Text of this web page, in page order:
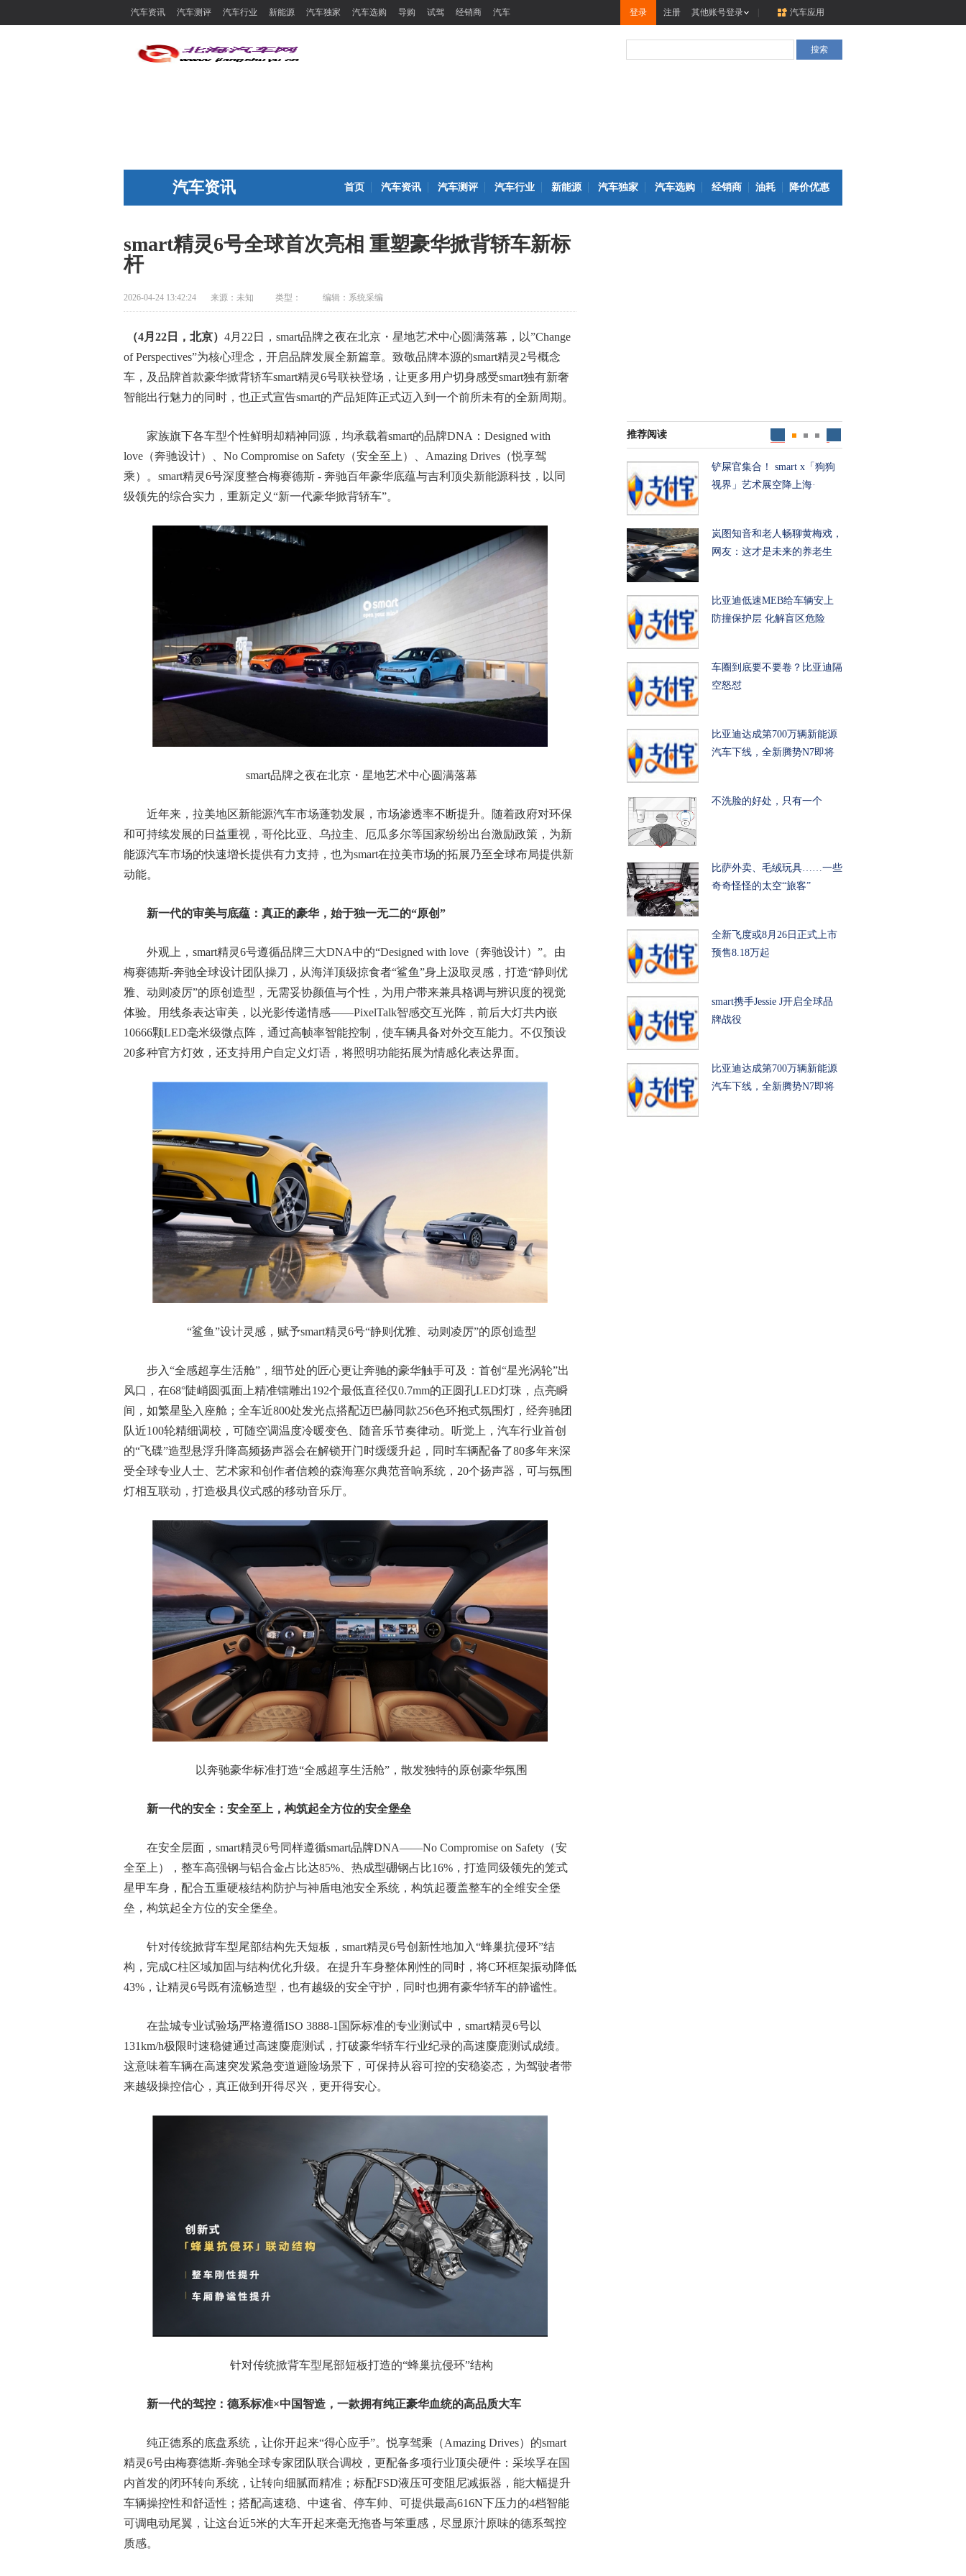
汽车资讯 汽车测评 汽车行业 新能源 汽车独家 汽车选购 导购 试驾 经销商 汽车 汽车应用
登录 注册 其他账号登录
汽车资讯 首页 汽车资讯 汽车测评 汽车行业 新能源 汽车独家 汽车选购 经销商 油耗 降价优惠
smart精灵6号全球首次亮相 重塑豪华掀背轿车新标
杆
2026-04-24 13:42:24 来源： 未知 类型： 编辑：系统采编
（4月 22 日，北京） 4月22日，smart品牌之夜在北京・星地艺术中心圆满落幕，以”Change
of Perspectives”为核心理念，开启品牌发展全新篇章。致敬品牌本源的smart精灵2号概念
车，及品牌首款豪华掀背轿车smart精灵6号联袂登场，让更多用户切身感受smart独有新奢
智能出行魅力的同时，也正式宣告smart的产品矩阵正式迈入到一个前所未有的全新周期。
家族旗下各车型个性鲜明却精神同源，均承载着smart的品牌DNA：Designed with
love（奔驰设计）、No Compromise on Safety（安全至上）、Amazing Drives（悦享驾
乘）。smart精灵6号深度整合梅赛德斯 - 奔驰百年豪华底蕴与吉利顶尖新能源科技，以同
级领先的综合实力，重新定义“新一代豪华掀背轿车”。
smart品牌之夜在北京・星地艺术中心圆满落幕
近年来，拉美地区新能源汽车市场蓬勃发展，市场渗透率不断提升。随着政府对环保
和可持续发展的日益重视，哥伦比亚、乌拉圭、厄瓜多尔等国家纷纷出台激励政策，为新
能源汽车市场的快速增长提供有力支持，也为smart在拉美市场的拓展乃至全球布局提供新
动能。
新一代的审美与底蕴：真正的豪华，始于独一无二的“原创”
外观上，smart精灵6号遵循品牌三大DNA中的“Designed with love（奔驰设计）”。由
梅赛德斯-奔驰全球设计团队操刀，从海洋顶级掠食者“鲨鱼”身上汲取灵感，打造“静则优
雅、动则凌厉”的原创造型，无需妥协颜值与个性，为用户带来兼具格调与辨识度的视觉
体验。用线条表达审美，以光影传递情感——PixelTalk智感交互光阵，前后大灯共内嵌
10666颗LED毫米级微点阵，通过高帧率智能控制，使车辆具备对外交互能力。不仅预设
20多种官方灯效，还支持用户自定义灯语，将照明功能拓展为情感化表达界面。
“鲨鱼”设计灵感，赋予smart精灵6号“静则优雅、动则凌厉”的原创造型
步入“全感超享生活舱”，细节处的匠心更让奔驰的豪华触手可及：首创“星光涡轮”出
风口，在68°陡峭圆弧面上精准镭雕出192个最低直径仅0.7mm的正圆孔LED灯珠，点亮瞬
间，如繁星坠入座舱；全车近800处发光点搭配迈巴赫同款256色环抱式氛围灯，经奔驰团
队近100轮精细调校，可随空调温度冷暖变色、随音乐节奏律动。听觉上，汽车行业首创
的“飞碟”造型悬浮升降高频扬声器会在解锁开门时缓缓升起，同时车辆配备了80多年来深
受全球专业人士、艺术家和创作者信赖的森海塞尔典范音响系统，20个扬声器，可与氛围
灯相互联动，打造极具仪式感的移动音乐厅。
以奔驰豪华标准打造“全感超享生活舱”，散发独特的原创豪华氛围
新一代的安全：安全至上，构筑起全方位的安全堡垒
在安全层面，smart精灵6号同样遵循smart品牌DNA——No Compromise on Safety（安
全至上），整车高强钢与铝合金占比达85%、热成型硼钢占比16%，打造同级领先的笼式
星甲车身，配合五重硬核结构防护与神盾电池安全系统，构筑起覆盖整车的全维安全堡
垒，构筑起全方位的安全堡垒。
针对传统掀背车型尾部结构先天短板，smart精灵6号创新性地加入“蜂巢抗侵环”结
构，完成C柱区域加固与结构优化升级。在提升车身整体刚性的同时，将C环框架振动降低
43%，让精灵6号既有流畅造型，也有越级的安全守护，同时也拥有豪华轿车的静谧性。
在盐城专业试验场严格遵循ISO 3888-1国际标准的专业测试中，smart精灵6号以
131km/h极限时速稳健通过高速麋鹿测试，打破豪华轿车行业纪录的高速麋鹿测试成绩。
这意味着车辆在高速突发紧急变道避险场景下，可保持从容可控的安稳姿态，为驾驶者带
来越级操控信心，真正做到开得尽兴，更开得安心。
针对传统掀背车型尾部短板打造的“蜂巢抗侵环”结构
新一代的驾控：德系标准×中国智造，一款拥有纯正豪华血统的高品质大车
纯正德系的底盘系统，让你开起来“得心应手”。悦享驾乘（Amazing Drives）的smart
精灵6号由梅赛德斯-奔驰全球专家团队联合调校，更配备多项行业顶尖硬件：采埃孚在国
内首发的闭环转向系统，让转向细腻而精准；标配FSD液压可变阻尼减振器，能大幅提升
车辆操控性和舒适性；搭配高速稳、中速省、停车帅、可提供最高616N下压力的4档智能
可调电动尾翼，让这台近5米的大车开起来毫无拖沓与笨重感，尽显原汁原味的德系驾控
质感。
推荐阅读
铲屎官集合！ smart x「狗狗
视界」艺术展空降上海·
岚图知音和老人畅聊黄梅戏，
网友：这才是未来的养老生
比亚迪低速MEB给车辆安上
防撞保护层 化解盲区危险
车圈到底要不要卷？比亚迪隔
空怒怼
比亚迪达成第700万辆新能源
汽车下线，全新腾势N7即将
不洗脸的好处，只有一个
比萨外卖、毛绒玩具……一些
奇奇怪怪的太空“旅客”
全新飞度或8月26日正式上市
预售8.18万起
smart携手Jessie J开启全球品
牌战役
比亚迪达成第700万辆新能源
汽车下线，全新腾势N7即将